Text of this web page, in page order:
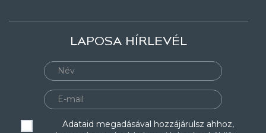
LAPOSA HÍRLEVÉL
Adataid megadásával hozzájárulsz ahhoz,